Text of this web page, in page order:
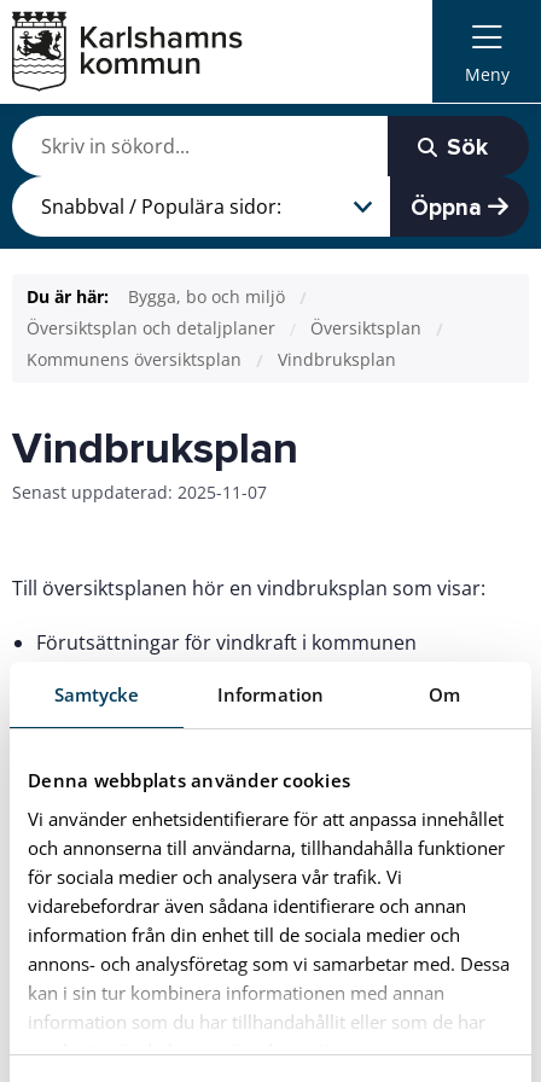
Samtycke Information Om
Denna webbplats använder cookies
Vi använder enhetsidentifierare för att anpassa innehållet
och annonserna till användarna, tillhandahålla funktioner
för sociala medier och analysera vår trafik. Vi
vidarebefordrar även sådana identifierare och annan
information från din enhet till de sociala medier och
annons- och analysföretag som vi samarbetar med. Dessa
kan i sin tur kombinera informationen med annan
information som du har tillhandahållit eller som de har
samlat in när du har använt deras tjänster.
Meny
Sök
Öppna
Du är här:
Bygga, bo och miljö
Översiktsplan och detaljplaner
Översiktsplan
Kommunens översiktsplan
Vindbruksplan
Vindbruksplan
Senast uppdaterad: 2025-11-07
Till översiktsplanen hör en vindbruksplan som visar:
Förutsättningar för vindkraft i kommunen
utbyggnad
alternativ
Karlshamn har förutsättningar för vindkraft.
Vindförhållandena är i genomsnitt tillräckliga för att
driva vindkraftverk över hela kommunen. Vindkraft är en
viktig del i arbetet för att motverka klimatförändringar.